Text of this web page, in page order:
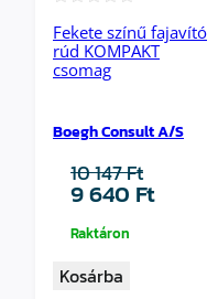
Fekete színű fajavító
rúd KOMPAKT
csomag
Boegh Consult A/S
10 147Ft
Original
was:
147 Ft.
9 640 FtCurrent
Raktáron
Kosárba